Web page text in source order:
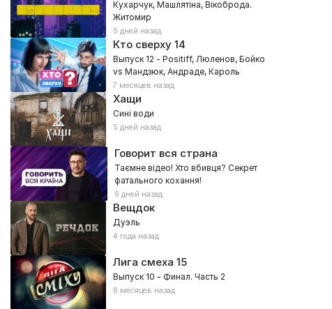
Кухарчук, Машлятіна, Вікоброда.
Житомир
5 дней назад
Кто сверху14
Выпуск 12 - Positiff, Люленов, Бойко
vs Мандзюк, Андраде, Кароль
7 месяцев назад
Хащи
Сині води
5 дней назад
Говорит вся страна
Таємне відео! Хто вбивця? Секрет
фатального кохання!
6 дней назад
Вещдок
Дуэль
4 года назад
Лига смеха 15
Выпуск 10 - Финал. Часть 2
8 месяцев назад